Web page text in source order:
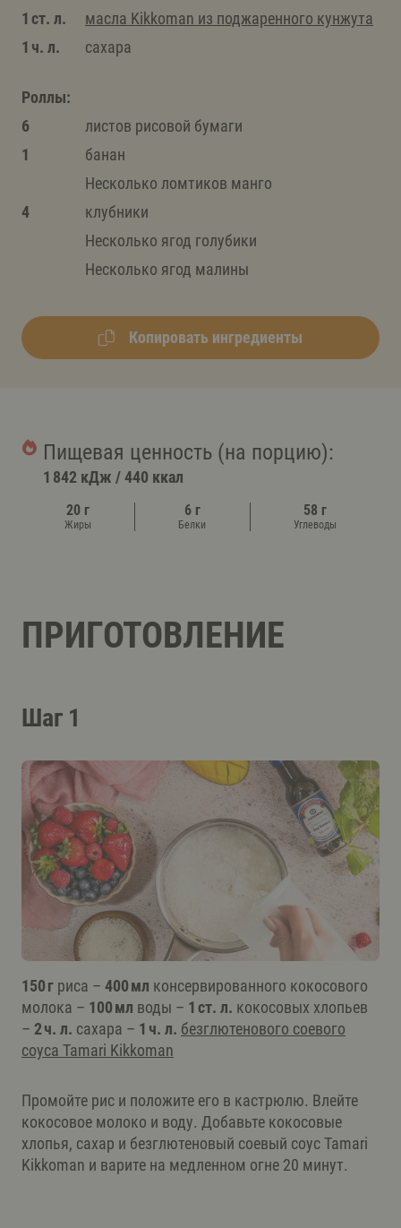
1 ст. л.
масла Kikkoman из поджаренного кунжута
1 ч. л.
сахара
Роллы:
6
листов рисовой бумаги
1
банан
Несколько ломтиков манго
4
клубники
Несколько ягод голубики
Несколько ягод малины
Копировать ингредиенты
Пищевая ценность (на порцию):
1 842 кДж /440 ккал
20 г
Жиры
6 г
Белки
58 г
Углеводы
ПРИГОТОВЛЕНИЕ
Шаг 1
150 г риса – 400 мл консервированного кокосового
молока – 100 мл воды – 1 ст. л. кокосовых хлопьев
– 2 ч. л. сахара – 1 ч. л. безглютенового соевого
соуса Tamari Kikkoman
Промойте рис и положите его в кастрюлю. Влейте
кокосовое молоко и воду. Добавьте кокосовые
хлопья, сахар и безглютеновый соевый соус Tamari
Kikkoman и варите на медленном огне 20 минут.